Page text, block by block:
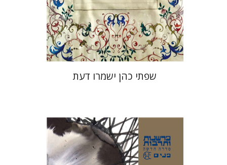
הנחת אתר ספר מודפס
$46
$41
שפתי כהן ישמרו דעת
אבינועם רוזנק